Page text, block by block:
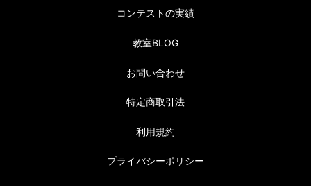
コンテストの実績
教室BLOG
お問い合わせ
特定商取引法
利用規約
プライバシーポリシー